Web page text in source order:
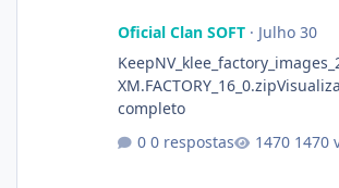
Oficial Clan SOFT· Julho 30
completo
0 respostas
1470